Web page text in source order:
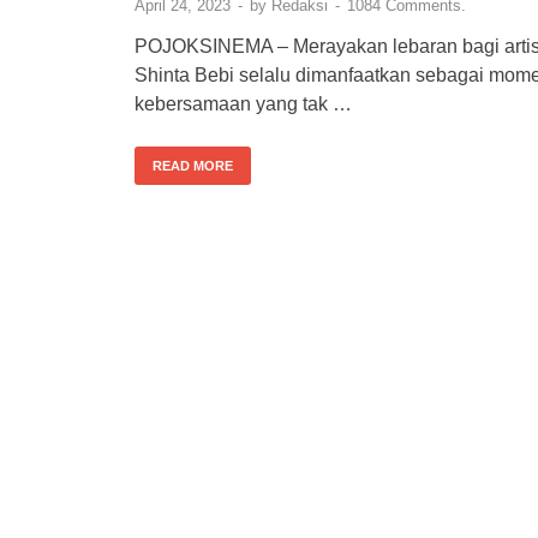
April 24, 2023 - by Redaksi - 1084 Comments.
POJOKSINEMA – Merayakan lebaran bagi
Shinta Bebi selalu dimanfaatkan sebagai
kebersamaan yang tak …
READ MORE